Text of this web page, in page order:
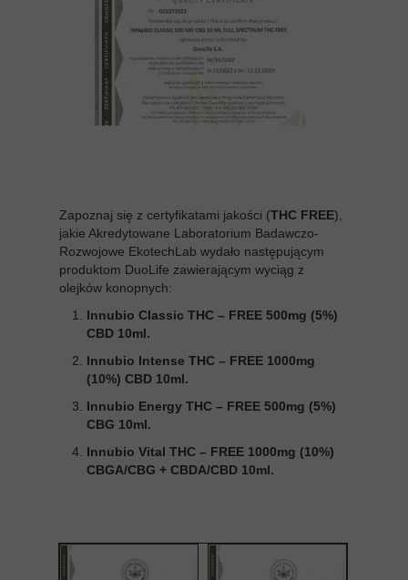
Zapoznaj się z certyfikatami jakości (THC FREE),
jakie Akredytowane Laboratorium Badawczo-
Rozwojowe EkotechLab wydało następującym
produktom DuoLife zawierającym wyciąg z
olejków konopnych:
Innubio Classic THC – FREE 500mg (5%)
CBD 10ml.
Innubio Intense THC – FREE 1000mg
(10%) CBD 10ml.
Innubio Energy THC – FREE 500mg (5%)
CBG 10ml.
Innubio Vital THC – FREE 1000mg (10%)
CBGA/CBG + CBDA/CBD 10ml.